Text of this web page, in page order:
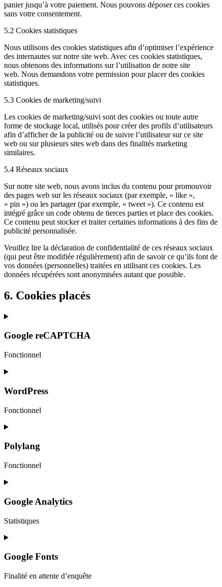
panier jusqu’à votre paiement. Nous pouvons déposer ces cookies
sans votre consentement.
5.2 Cookies statistiques
Nous utilisons des cookies statistiques afin d’optimiser l’expérience
des internautes sur notre site web. Avec ces cookies statistiques,
nous obtenons des informations sur l’utilisation de notre site
web. Nous demandons votre permission pour placer des cookies
statistiques.
5.3 Cookies de marketing/suivi
Les cookies de marketing/suivi sont des cookies ou toute autre
forme de stockage local, utilisés pour créer des profils d’utilisateurs
afin d’afficher de la publicité ou de suivre l’utilisateur sur ce site
web ou sur plusieurs sites web dans des finalités marketing
similaires.
5.4 Réseaux sociaux
Sur notre site web, nous avons inclus du contenu pour promouvoir
des pages web sur les réseaux sociaux (par exemple, « like »,
« pin ») ou les partager (par exemple, « tweet »). Ce contenu est
intégré grâce un code obtenu de tierces parties et place des cookies.
Ce contenu peut stocker et traiter certaines informations à des fins de
publicité personnalisée.
Veuillez lire la déclaration de confidentialité de ces réseaux sociaux
(qui peut être modifiée régulièrement) afin de savoir ce qu’ils font de
vos données (personnelles) traitées en utilisant ces cookies. Les
données récupérées sont anonymisées autant que possible.
6. Cookies placés
Google reCAPTCHA
Fonctionnel
Consent
service
recaptcha
WordPress
Fonctionnel
Consent
service
wordpress
Polylang
Fonctionnel
Consent
service
polylang
Google Analytics
Statistiques
Consent
service
google-
analytics
Google Fonts
Finalité en attente d’enquête